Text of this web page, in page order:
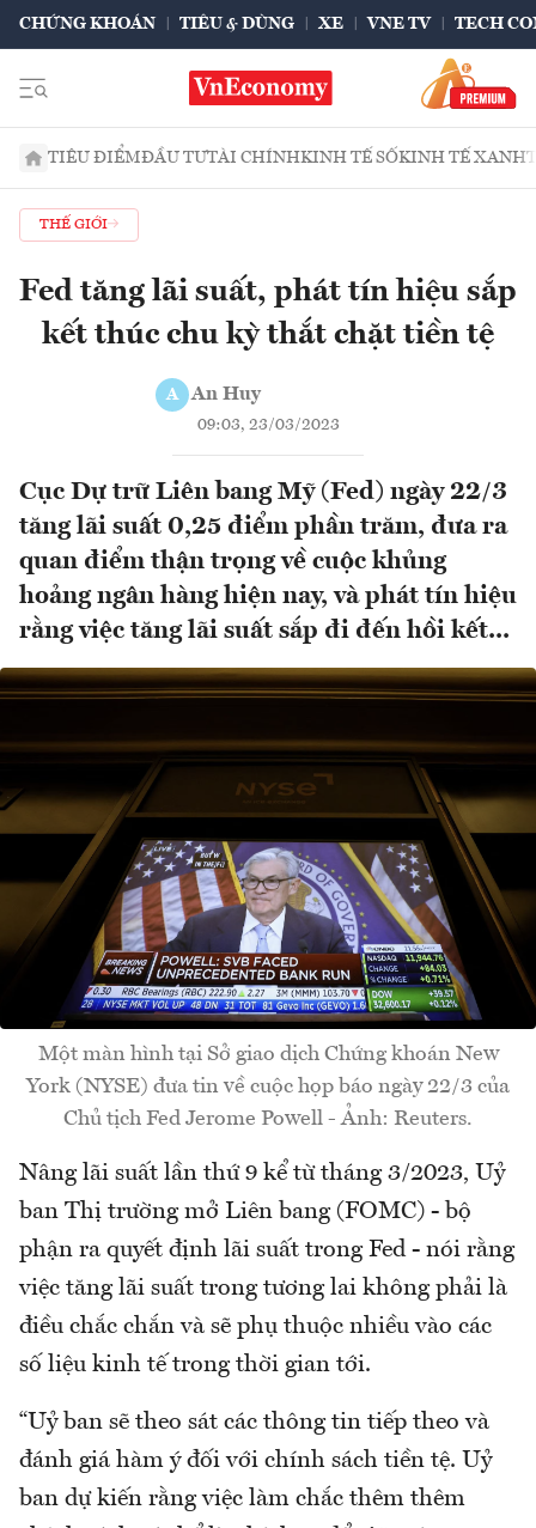
CHỨNG KHOÁN TIÊU & DÙNG XE VNE TV TECH
TIÊU ĐIỂMĐẦU TƯTÀI CHÍNHKINH TẾ SỐKINH TẾ XANH
THẾ GIỚI
Fed tăng lãi suất, phát tín hiệu sắp
kết thúc chu kỳ thắt chặt tiền tệ
A An Huy
09:03, 23/03/2023
Cục Dự trữ Liên bang Mỹ (Fed) ngày 22/3
tăng lãi suất 0,25 điểm phần trăm, đưa ra
quan điểm thận trọng về cuộc khủng
hoảng ngân hàng hiện nay, và phát tín hiệu
rằng việc tăng lãi suất sắp đi đến hồi kết...
Một màn hình tại Sở giao dịch Chứng khoán New
York (NYSE) đưa tin về cuộc họp báo ngày 22/3 của
Chủ tịch Fed Jerome Powell - Ảnh: Reuters.
Nâng lãi suất lần thứ 9 kể từ tháng 3/2023, Uỷ
ban Thị trường mở Liên bang (FOMC) - bộ
phận ra quyết định lãi suất trong Fed - nói rằng
việc tăng lãi suất trong tương lai không phải là
điều chắc chắn và sẽ phụ thuộc nhiều vào các
số liệu kinh tế trong thời gian tới.
“Uỷ ban sẽ theo sát các thông tin tiếp theo và
đánh giá hàm ý đối với chính sách tiền tệ. Uỷ
ban dự kiến rằng việc làm chắc thêm thêm